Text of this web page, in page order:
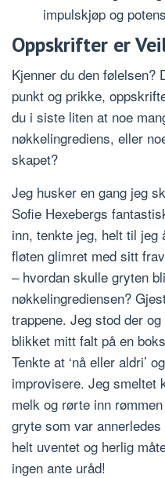
impulskjøp og
Oppskrifter er
Kjenner du den følelsen?
punkt og prikke,
du i siste liten at noe
nøkkelingrediens, eller
skapet?
Jeg husker en gang jeg
Sofie Hexebergs
inn, tenkte jeg, helt til jeg
fløten glimret med sitt
– hvordan skulle gryten
nøkkelingrediensen?
trappene. Jeg stod der
blikket mitt falt på en
Tenkte at ‘nå eller aldri’
improvisere. Jeg smeltet
melk og rørte inn
gryte som var
helt uventet og herlig
ingen ante uråd!